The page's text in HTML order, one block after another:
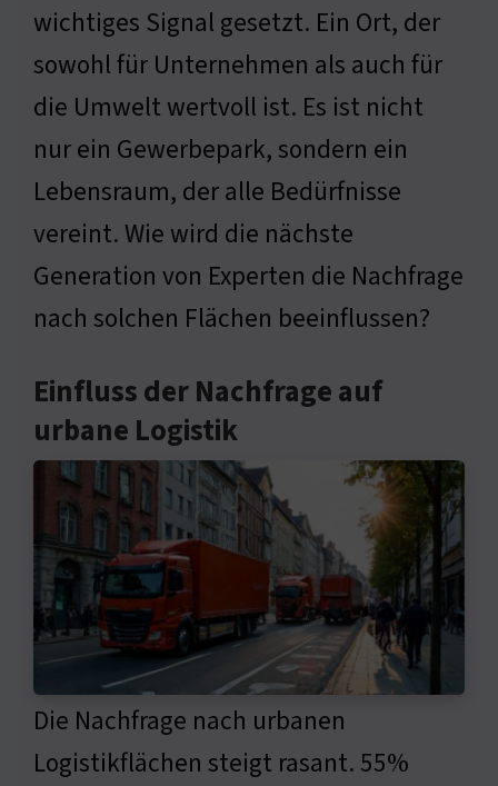
wichtiges Signal gesetzt. Ein Ort, der
sowohl für Unternehmen als auch für
die Umwelt wertvoll ist. Es ist nicht
nur ein Gewerbepark, sondern ein
Lebensraum, der alle Bedürfnisse
vereint. Wie wird die nächste
Generation von Experten die Nachfrage
nach solchen Flächen beeinflussen?
Einfluss der Nachfrage auf
urbane Logistik
Die Nachfrage nach urbanen
Logistikflächen steigt rasant. 55%